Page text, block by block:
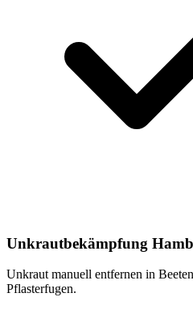
Unkrautbekämpfung
Unkraut manuell entfernen in
Pflasterfugen.